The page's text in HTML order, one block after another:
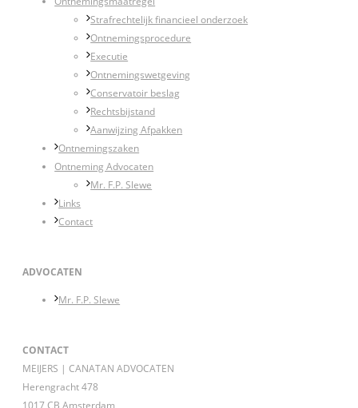
Strafrechtelijk financieel onderzoek
Ontnemingsprocedure
Executie
Ontnemingswetgeving
Conservatoir beslag
Rechtsbijstand
Aanwijzing Afpakken
Ontnemingszaken
Ontneming Advocaten
Mr. F.P. Slewe
Links
Contact
ADVOCATEN
Mr. F.P. Slewe
CONTACT
MEIJERS | CANATAN ADVOCATEN
Herengracht 478